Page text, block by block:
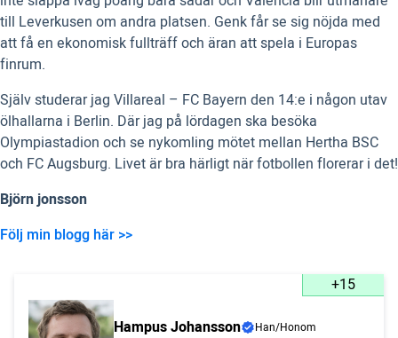
till Leverkusen om andra platsen. Genk får se sig nöjda med
att få en ekonomisk fullträff och äran att spela i Europas
finrum.
Själv studerar jag Villareal – FC Bayern den 14:e i någon utav
ölhallarna i Berlin. Där jag på lördagen ska besöka
Olympiastadion och se nykomling mötet mellan Hertha BSC
och FC Augsburg. Livet är bra härligt när fotbollen florerar i det!
Björn jonsson
Följ min blogg här >>
+15
Hampus Johansson
Han/Honom